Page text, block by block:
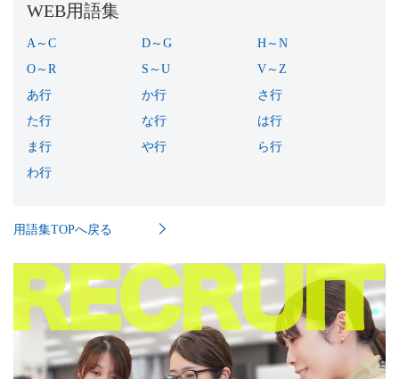
WEB用語集
A～C D～G H～N(18)
O～R(15) S～U V～Z
あ行
か行 さ行(36)
た行
な行 は行(64)
ま行
や行 ら行(30)
わ行
用語集TOPへ戻る